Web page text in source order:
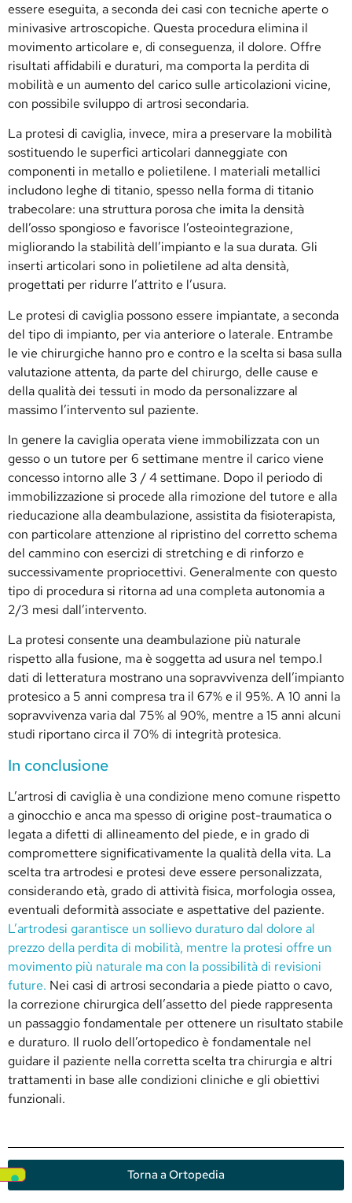
essere eseguita, a seconda dei casi con tecniche aperte o
minivasive artroscopiche. Questa procedura elimina il
movimento articolare e, di conseguenza, il dolore. Offre
risultati affidabili e duraturi, ma comporta la perdita di
mobilità e un aumento del carico sulle articolazioni vicine,
con possibile sviluppo di artrosi secondaria.
La protesi di caviglia, invece, mira a preservare la mobilità
sostituendo le superfici articolari danneggiate con
componenti in metallo e polietilene. I materiali metallici
includono leghe di titanio, spesso nella forma di titanio
trabecolare: una struttura porosa che imita la densità
dell’osso spongioso e favorisce l’osteointegrazione,
migliorando la stabilità dell’impianto e la sua durata. Gli
inserti articolari sono in polietilene ad alta densità,
progettati per ridurre l’attrito e l’usura.
Le protesi di caviglia possono essere impiantate, a seconda
del tipo di impianto, per via anteriore o laterale. Entrambe
le vie chirurgiche hanno pro e contro e la scelta si basa sulla
valutazione attenta, da parte del chirurgo, delle cause e
della qualità dei tessuti in modo da personalizzare al
massimo l’intervento sul paziente.
In genere la caviglia operata viene immobilizzata con un
gesso o un tutore per 6 settimane mentre il carico viene
concesso intorno alle 3 / 4 settimane. Dopo il periodo di
immobilizzazione si procede alla rimozione del tutore e alla
rieducazione alla deambulazione, assistita da fisioterapista,
con particolare attenzione al ripristino del corretto schema
del cammino con esercizi di stretching e di rinforzo e
successivamente propriocettivi. Generalmente con questo
tipo di procedura si ritorna ad una completa autonomia a
2/3 mesi dall’intervento.
La protesi consente una deambulazione più naturale
rispetto alla fusione, ma è soggetta ad usura nel tempo.I
dati di letteratura mostrano una sopravvivenza dell’impianto
protesico a 5 anni compresa tra il 67% e il 95%. A 10 anni la
sopravvivenza varia dal 75% al 90%, mentre a 15 anni alcuni
studi riportano circa il 70% di integrità protesica.
In conclusione
L’artrosi di caviglia è una condizione meno comune rispetto
a ginocchio e anca ma spesso di origine post-traumatica o
legata a difetti di allineamento del piede, e in grado di
compromettere significativamente la qualità della vita. La
scelta tra artrodesi e protesi deve essere personalizzata,
considerando età, grado di attività fisica, morfologia ossea,
eventuali deformità associate e aspettative del paziente.
L’artrodesi garantisce un sollievo duraturo dal dolore al
prezzo della perdita di mobilità, mentre la protesi offre un
movimento più naturale ma con la possibilità di revisioni
future. Nei casi di artrosi secondaria a piede piatto o cavo,
la correzione chirurgica dell’assetto del piede rappresenta
un passaggio fondamentale per ottenere un risultato stabile
e duraturo. Il ruolo dell’ortopedico è fondamentale nel
guidare il paziente nella corretta scelta tra chirurgia e altri
trattamenti in base alle condizioni cliniche e gli obiettivi
funzionali.
Torna a Ortopedia